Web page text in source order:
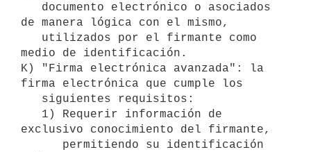
de manera lógica con el mismo,
medio de identificación.
K) "Firma electrónica avanzada": la
firma electrónica que cumple los
exclusivo conocimiento del firmante,